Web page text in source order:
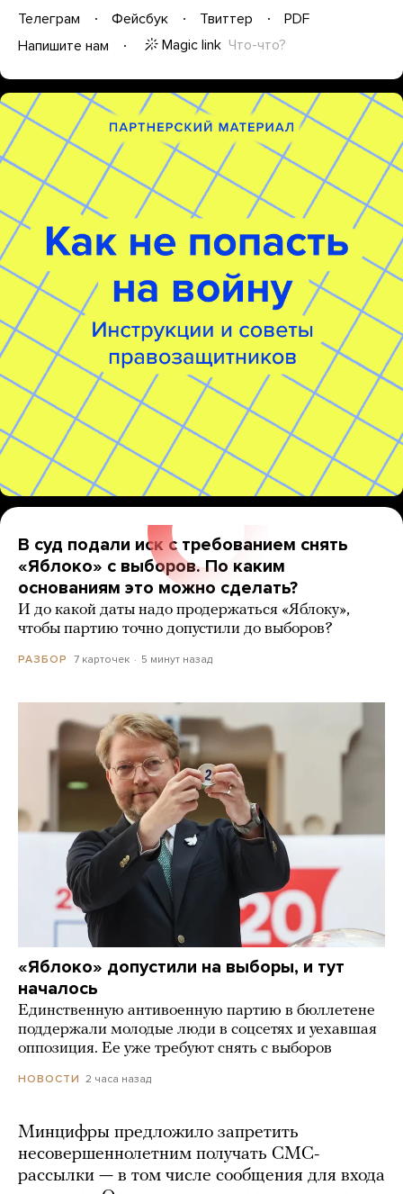
Телеграм Фейсбук Твиттер
PDF
Напишите нам
Magic link Что-что?
В суд подали иск с требованием снять
«Яблоко» с выборов. По каким
основаниям это можно сделать?
И до какой даты надо продержаться «Яблоку»,
чтобы партию точно допустили до выборов?
РАЗБОР 7 карточек 5 минут назад
«Яблоко» допустили на выборы, и тут
началось
Единственную антивоенную партию в бюллетене
поддержали молодые люди в соцсетях и уехавшая
оппозиция. Ее уже требуют снять с выборов
НОВОСТИ 2 часа назад
Минцифры предложило запретить
несовершеннолетним получать СМС-
рассылки — в том числе сообщения для входа